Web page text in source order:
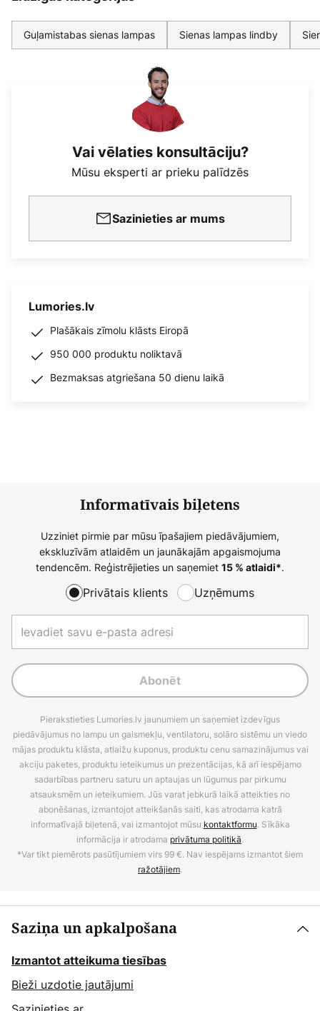
Guļamistabas sienas lampas Sienas lampas lindby
Vai vēlaties konsultāciju?
Mūsu eksperti ar prieku palīdzēs
Sazinieties ar mums
Lumories.lv
Plašākais zīmolu klāsts Eiropā
950 000 produktu noliktavā
Bezmaksas atgriešana 50 dienu laikā
Informatīvais biļetens
Uzziniet pirmie par mūsu īpašajiem piedāvājumiem,
ekskluzīvām atlaidēm un jaunākajām apgaismojuma
tendencēm. Reģistrējieties un saņemiet 15 % atlaidi*.
Privātais klients Uzņēmums
Abonēt
Pierakstieties Lumories.lv jaunumiem un saņemiet izdevīgus
piedāvājumus no lampu un gaismekļu, ventilatoru, solāro sistēmu un viedo
mājas produktu klāsta, atlaižu kuponus, produktu cenu samazinājumus vai
akciju paketes, produktu ieteikumus un prezentācijas, kā arī iespējamo
sadarbības partneru saturu un aptaujas un lūgumus par pirkumu
atsauksmēm un ieteikumiem. Jūs varat jebkurā laikā atteikties no
abonēšanas, izmantojot atteikšanās saiti, kas atrodama katrā
informatīvajā biļetenā, vai izmantojot mūsu kontaktformu. Sīkāka
informācija ir atrodama privātuma politikā.
*Var tikt piemērots pasūtījumiem virs 99 €. Nav iespējams izmantot šiem
ražotājiem.
Saziņa un apkalpošana
Izmantot atteikuma tiesības
Bieži uzdotie jautājumi